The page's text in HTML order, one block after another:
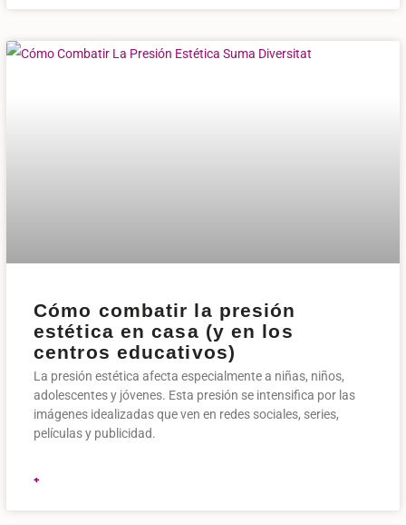
Cómo combatir la presión
estética en casa (y en los
centros educativos)
La presión estética afecta especialmente a niñas, niños,
adolescentes y jóvenes. Esta presión se intensifica por las
imágenes idealizadas que ven en redes sociales, series,
películas y publicidad.
+